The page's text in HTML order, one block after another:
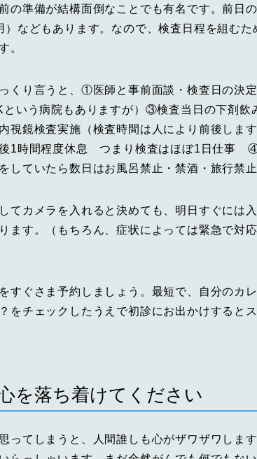
の準備が結構面倒なことでも有名です。前日
）などもあります。なので、検査日程を組む
。
くり言うと、①医師と事前面談・検査日の
という病院もありますが）③検査当日の下剤
視鏡検査実施（検査時間は人により前後しま
1時間程度休息 つまり検査はほぼ1日仕事
していたら数日はお風呂禁止・禁酒・旅行禁
てカメラを入れると決めても、明日すぐには
ます。（もちろん、症状によっては緊急で対
すぐさま予約しましょう。最短で、自分のカ
をチェックしたうえで初診にお出かけすると
を落ち着けてください
ってしまうと、人間誰しも心がザワザワしま